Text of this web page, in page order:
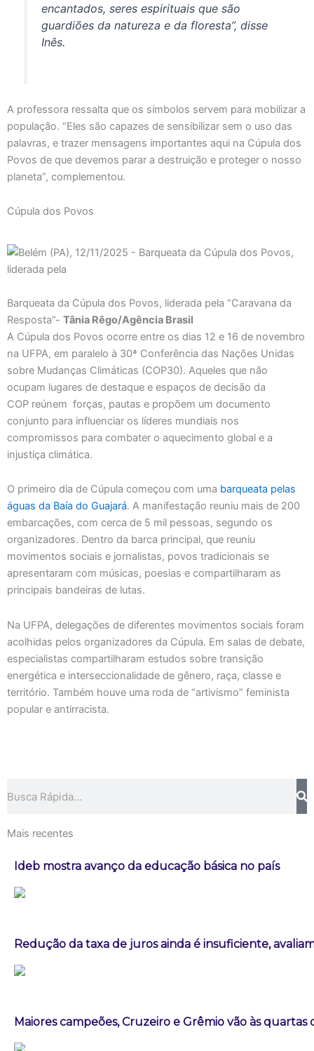
encantados, seres espirituais que são
guardiões da natureza e da floresta”, disse
Inês.
A professora ressalta que os símbolos servem para mobilizar a
população. “Eles são capazes de sensibilizar sem o uso das
palavras, e trazer mensagens importantes aqui na Cúpula dos
Povos de que devemos parar a destruição e proteger o nosso
planeta”, complementou.
Cúpula dos Povos
Barqueata da Cúpula dos Povos, liderada pela “Caravana da
Resposta”- Tânia Rêgo/Agência Brasil
A Cúpula dos Povos ocorre entre os dias 12 e 16 de novembro
na UFPA, em paralelo à 30ª Conferência das Nações Unidas
sobre Mudanças Climáticas (COP30). Aqueles que não
ocupam lugares de destaque e espaços de decisão da
COP reúnem forças, pautas e propõem um documento
conjunto para influenciar os líderes mundiais nos
compromissos para combater o aquecimento global e a
injustiça climática.
O primeiro dia de Cúpula começou com uma barqueata pelas
águas da Baía do Guajará. A manifestação reuniu mais de 200
embarcações, com cerca de 5 mil pessoas, segundo os
organizadores. Dentro da barca principal, que reuniu
movimentos sociais e jornalistas, povos tradicionais se
apresentaram com músicas, poesias e compartilharam as
principais bandeiras de lutas.
Na UFPA, delegações de diferentes movimentos sociais foram
acolhidas pelos organizadores da Cúpula. Em salas de debate,
especialistas compartilharam estudos sobre transição
energética e interseccionalidade de gênero, raça, classe e
território. Também houve uma roda de “artivismo” feminista
popular e antirracista.
Mais recentes
Ideb mostra avanço da educação básica no país
Redução da taxa de juros ainda é insuficiente,
Maiores campeões, Cruzeiro e Grêmio vão às quartas